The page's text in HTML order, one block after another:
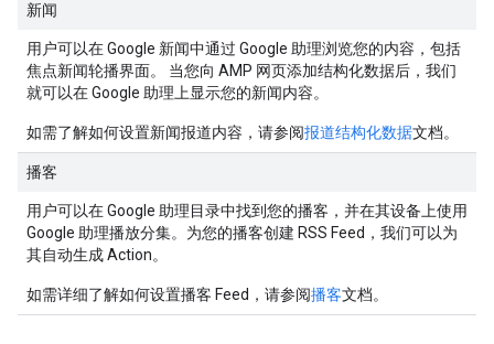
新闻
用户可以在 Google 新闻中通过 Google 助理浏览您的内容，包括
焦点新闻轮播界面。 当您向 AMP 网页添加结构化数据后，我们
就可以在 Google 助理上显示您的新闻内容。
如需了解如何设置新闻报道内容，请参阅报道结构化数据文档。
播客
用户可以在 Google 助理目录中找到您的播客，并在其设备上使用
Google 助理播放分集。为您的播客创建 RSS Feed，我们可以为
其自动生成 Action。
如需详细了解如何设置播客 Feed，请参阅播客文档。